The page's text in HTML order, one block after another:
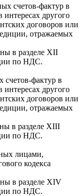
счетов-фактур в
другого
договоров или
отражаемых
в разделе XII
по НДС.
счетов-фактур в
другого
договоров или
отражаемых
в разделе XIII
по НДС.
лицами,
кодекса
в разделе XIV
по НДС.